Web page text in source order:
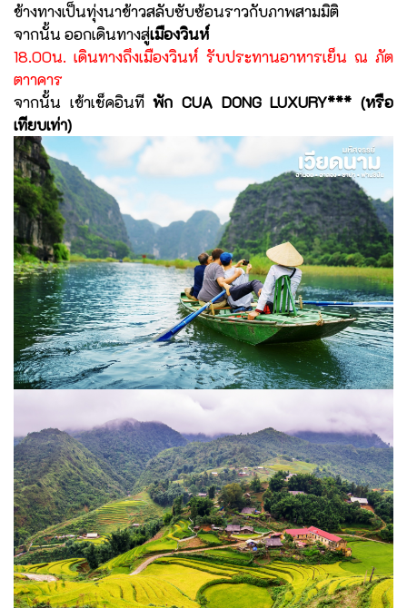
ข้างทางเป็นทุ่งนาข้าวสลับซับซ้อนราวกับภาพสามมิติ
จากนั้น ออกเดินทางสู่เมืองวินห์
18.00น. เดินทางถึงเมืองวินห์ รับประทานอาหารเย็น ณ ภัต
ตาาคาร
จากนั้น เข้าเช็คอินทีพัก CUA DONG LUXURY*** (หรือ
เทียบเท่า)